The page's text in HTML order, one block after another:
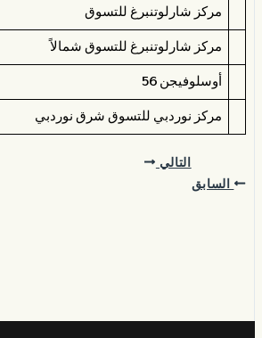
مركز شارلوتنبرغ للتسوق
مركز شارلوتنبرغ للتسوق شمالاً
أوسلوفيجن 56
مركز نوردبي للتسوق شرق نوردبي
السابق
التالي